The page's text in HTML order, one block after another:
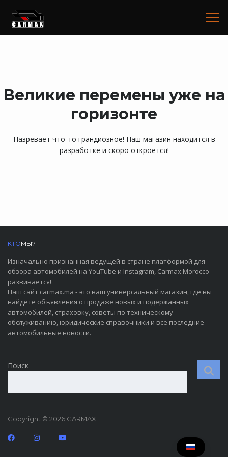
Великие перемены уже на
горизонте
Назревает что-то грандиозное! Наш магазин находится в
разработке и скоро откроется!
КТОМЫ?
Изначально признанная ведущей в стране платформой для
обзора автомобилей на YouTube и Instagram, Carmax Morocco
развивается!
Наш сайт carmax.ma - это ваш универсальный магазин, где вы
найдете объявления о продаже новых и подержанных
автомобилей, страховку, советы по техническому
обслуживанию, юридические справочники и все последние
автомобильные новости.
Поиск
Copyright © 2026 CARMAX